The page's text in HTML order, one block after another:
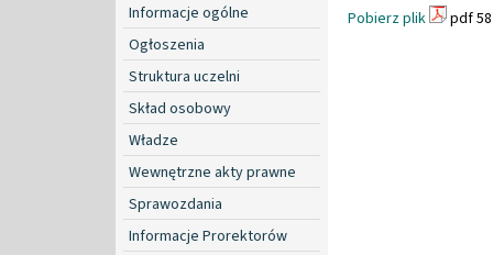
Informacje ogólne
Ogłoszenia
Struktura uczelni
Skład osobowy
Władze
Wewnętrzne akty prawne
Sprawozdania
Informacje Prorektorów
Pobierz plik pdf